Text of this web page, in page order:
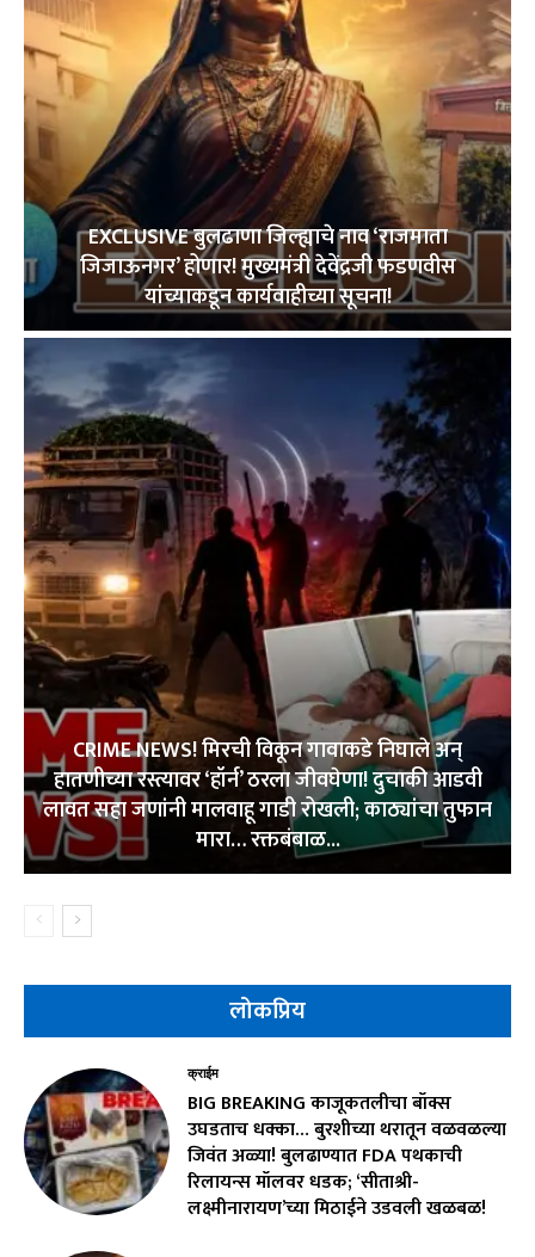
EXCLUSIVE बुलढाणा जिल्ह्याचे नाव ‘राजमाता
जिजाऊनगर’ होणार! मुख्यमंत्री देवेंद्रजी फडणवीस
यांच्याकडून कार्यवाहीच्या सूचना!
CRIME NEWS! मिरची विकून गावाकडे निघाले अन्
हातणीच्या रस्त्यावर ‘हॉर्न’ ठरला जीवघेणा! दुचाकी आडवी
लावत सहा जणांनी मालवाहू गाडी रोखली; काठ्यांचा तुफान
मारा… रक्तबंबाळ...
लोकप्रिय
क्राईम
BIG BREAKING काजूकतलीचा बॉक्स
उघडताच धक्का… बुरशीच्या थरातून वळवळल्या
जिवंत अळ्या! बुलढाण्यात FDA पथकाची
रिलायन्स मॉलवर धडक; ‘सीताश्री-
लक्ष्मीनारायण’च्या मिठाईने उडवली खळबळ!